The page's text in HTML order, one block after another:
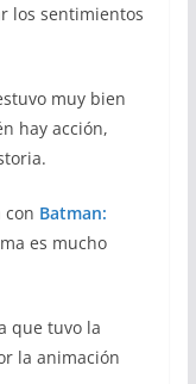
los sentimientos
muy bien
hay acción,
con Batman:
es mucho
que tuvo la
la animación